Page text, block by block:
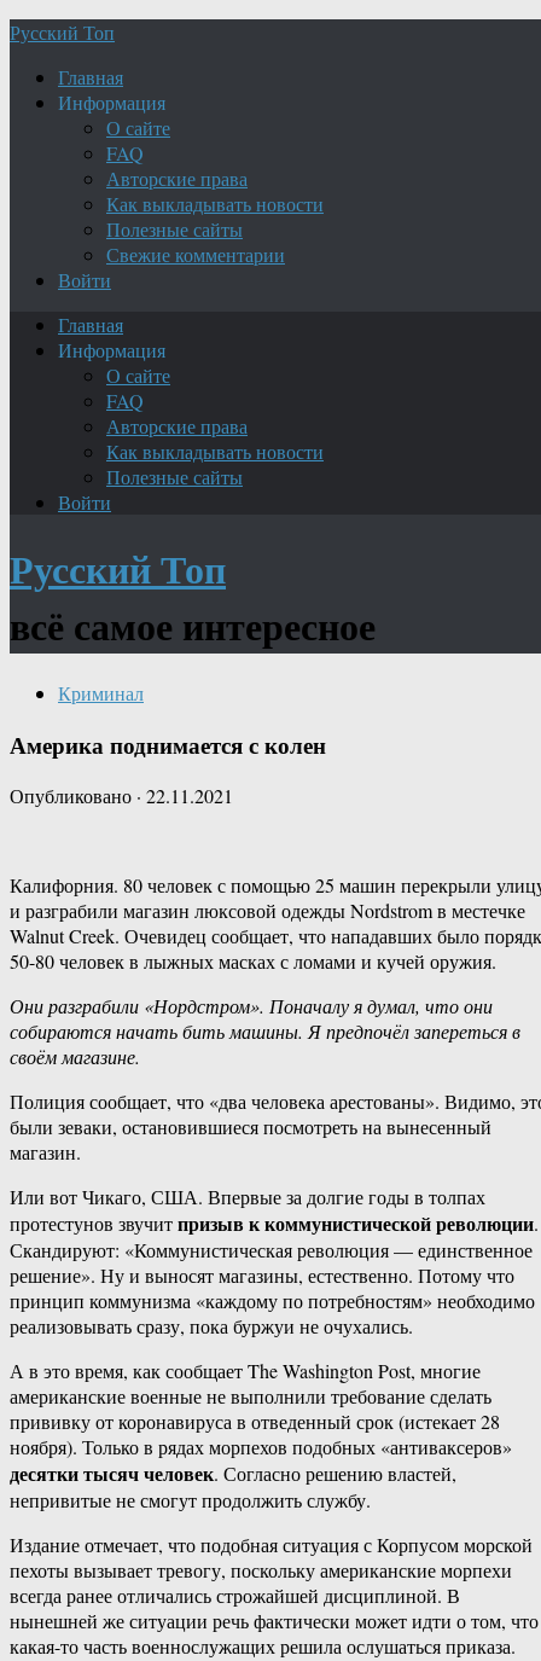
Русский Топ
Главная
Информация
О сайте
FAQ
Авторские права
Как выкладывать новости
Полезные сайты
Свежие комментарии
Войти
Главная
Информация
О сайте
FAQ
Авторские права
Как выкладывать новости
Полезные сайты
Войти
Русский Топ
всё самое интересное
Криминал
Америка поднимается с колен
Опубликовано · 22.11.2021
Калифорния. 80 человек с помощью 25 машин перекрыли
и разграбили магазин люксовой одежды Nordstrom в местечке
Walnut Creek. Очевидец сообщает, что нападавших было
50-80 человек в лыжных масках с ломами и кучей оружия.
Они разграбили «Нордстром». Поначалу я думал, что они
собираются начать бить машины. Я предпочёл запереться в
своём магазине.
Полиция сообщает, что «два человека арестованы». Видимо,
были зеваки, остановившиеся посмотреть на вынесенный
магазин.
Или вот Чикаго, США. Впервые за долгие годы в толпах
протестунов звучитпризыв к коммунистической революции.
Скандируют: «Коммунистическая революция — единственное
решение». Ну и выносят магазины, естественно. Потому что
принцип коммунизма «каждому по потребностям» необходимо
реализовывать сразу, пока буржуи не очухались.
А в это время, как сообщает The Washington Post, многие
американские военные не выполнили требование сделать
прививку от коронавируса в отведенный срок (истекает 28
ноября). Только в рядах морпехов подобных «антиваксеров»
десятки тысяч человек. Согласно решению властей,
непривитые не смогут продолжить службу.
Издание отмечает, что подобная ситуация с Корпусом морской
пехоты вызывает тревогу, поскольку американские морпехи
всегда ранее отличались строжайшей дисциплиной. В
нынешней же ситуации речь фактически может идти о том, что
какая-то часть военнослужащих решила ослушаться приказа.